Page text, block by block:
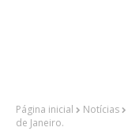
Página inicial Notícias
de Janeiro.